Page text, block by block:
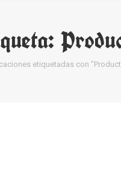
etiquetadas con